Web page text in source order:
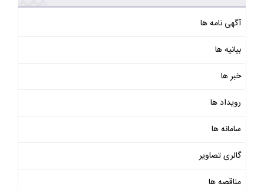
آگهی نامه ها
بیانیه ها
خبر ها
رویداد ها
سامانه ها
گالری تصاویر
مناقصه ها